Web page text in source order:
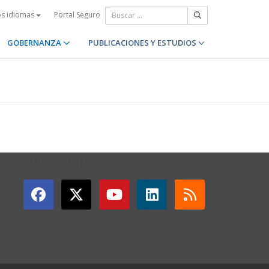
idiomas Portal Seguro
GOBERNANZA PUBLICACIONES Y ESTUDIOS